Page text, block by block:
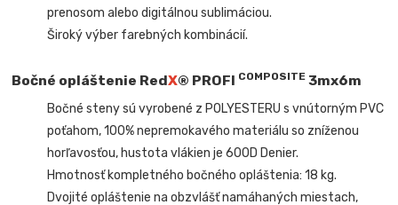
prenosom alebo digitálnou sublimáciou.
Široký výber farebných kombinácií.
Bočné opláštenie RedX® PROFI COMPOSITE 3mx6m
Bočné steny sú vyrobené z POLYESTERU s vnútorným PVC
poťahom, 100% nepremokavého materiálu so zníženou
horľavosťou, hustota vlákien je 600D Denier.
Hmotnosť kompletného bočného opláštenia: 18 kg.
Dvojité opláštenie na obzvlášť namáhaných miestach,